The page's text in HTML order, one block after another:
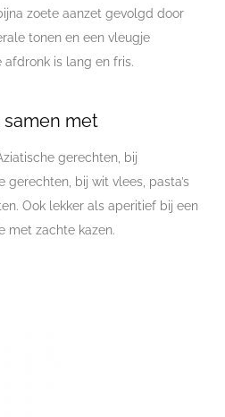
zoete aanzet gevolgd door
tonen en een vleugje
afdronk is lang en fris.
samen met
gerechten, bij
gerechten, bij wit vlees, pasta’s
Ook lekker als aperitief bij een
met zachte kazen.